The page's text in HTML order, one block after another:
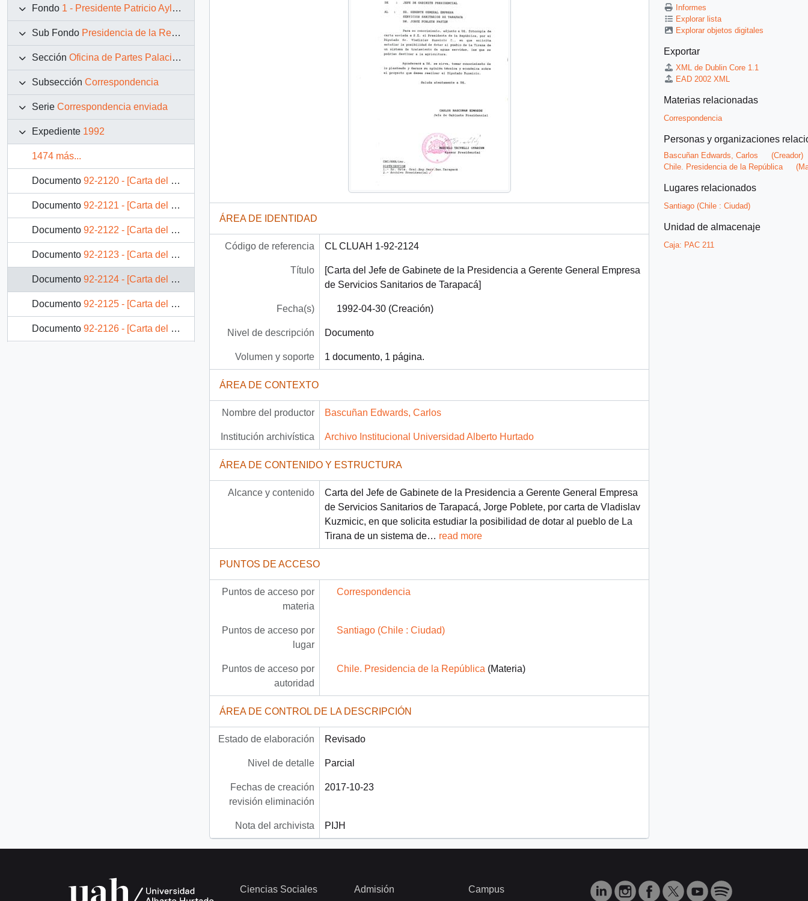
Fondo 1 - Presidente Patricio Aylwin Azócar (1990-1994)
Sub Fondo Presidencia de la República (11 marzo 1990 – 11 marzo 1994)
Sección Oficina de Partes Palacio de La Moneda
Subsección Correspondencia
Serie Correspondencia enviada
Expediente 1992
1474 más...
Documento 92-2120 - [Carta del Jefe de Gabinete de la Presidencia a Gobernador Provincial de Cautín]
Documento 92-2121 - [Carta del Jefe de Gabinete de la Presidencia a Alcalde (S) de Peñalolén]
Documento 92-2122 - [Carta del Jefe de Gabinete de la Presidencia a Superintendente de Bancos e Instituciones Financieras]
Documento 92-2123 - [Carta del Jefe de Gabinete de la Presidencia a Intendente de la IX Región]
Documento 92-2124 - [Carta del Jefe de Gabinete de la Presidencia a Gerente General Empresa de Servicios Sanitarios de Tarapacá]
Documento 92-2125 - [Carta del Jefe de Gabinete de la Presidencia a Gobernador Provincial de Arauco]
Documento 92-2126 - [Carta del Jefe de Gabinete de la Presidencia a Subsecretario del Interior]
ÁREA DE IDENTIDAD
Código de referencia CL CLUAH 1-92-2124
Título
[Carta del Jefe de Gabinete de la Presidencia a Gerente General Empresa
de Servicios Sanitarios de Tarapacá]
Fecha(s) 1992-04-30 (Creación)
Nivel de descripción Documento
Volumen y soporte 1 documento, 1 página.
ÁREA DE CONTEXTO
Nombre del productor Bascuñan Edwards, Carlos
Institución archivística Archivo Institucional Universidad Alberto Hurtado
ÁREA DE CONTENIDO Y ESTRUCTURA
Alcance y contenido
Carta del Jefe de Gabinete de la Presidencia a Gerente General Empresa
de Servicios Sanitarios de Tarapacá, Jorge Poblete, por carta de Vladislav
Kuzmicic, en que solicita estudiar la posibilidad de dotar al pueblo de La
Tirana de un sistema de… read more
PUNTOS DE ACCESO
Puntos de acceso por
materia
Correspondencia
Puntos de acceso por
lugar
Santiago (Chile : Ciudad)
Puntos de acceso por
autoridad
Chile. Presidencia de la República (Materia)
ÁREA DE CONTROL DE LA DESCRIPCIÓN
Estado de elaboración Revisado
Nivel de detalle Parcial
Fechas de creación
revisión eliminación
2017-10-23
Nota del archivista PIJH
Informes
Explorar lista
Explorar objetos digitales
Exportar
XML de Dublin Core 1.1
EAD 2002 XML
Materias relacionadas
Correspondencia
Personas y organizaciones
Bascuñan Edwards, Carlos
(Creador)
Chile. Presidencia de la República
Lugares relacionados
Santiago (Chile : Ciudad)
Unidad de almacenaje
Caja: PAC 211
Ciencias Sociales Admisión Campus